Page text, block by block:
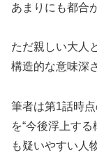
あまりにも都合
ただ親しい大人
構造的な意味深
筆者は第1話時
を“今後浮上す
も疑いやすい人